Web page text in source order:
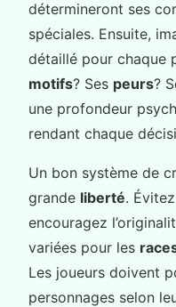
détermineront ses
spéciales. Ensuite,
détaillé pour chaque
motifs? Ses peurs?
une profondeur
rendant chaque
Un bon système de
grande liberté.
encouragez
variées pour les
Les joueurs doivent
personnages selon